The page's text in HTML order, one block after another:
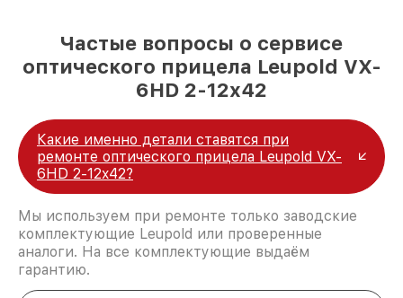
Частые вопросы о сервисе
оптического прицела Leupold VX-
6HD 2-12x42
Какие именно детали ставятся при
ремонте оптического прицела Leupold VX-
6HD 2-12x42?
Мы используем при ремонте только заводские
комплектующие Leupold или проверенные
аналоги. На все комплектующие выдаём
гарантию.